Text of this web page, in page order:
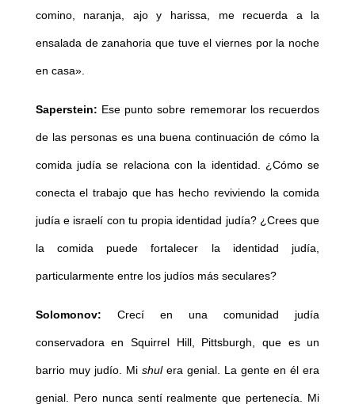
comino, naranja, ajo y harissa, me recuerda a la
ensalada de zanahoria que tuve el viernes por la noche
en casa».
Saperstein: Ese punto sobre rememorar los recuerdos
de las personas es una buena continuación de cómo la
comida judía se relaciona con la identidad. ¿Cómo se
conecta el trabajo que has hecho reviviendo la comida
judía e israelí con tu propia identidad judía? ¿Crees que
la comida puede fortalecer la identidad judía,
particularmente entre los judíos más seculares?
Solomonov: Crecí en una comunidad judía
conservadora en Squirrel Hill, Pittsburgh, que es un
barrio muy judío. Mi shul era genial. La gente en él era
genial. Pero nunca sentí realmente que pertenecía. Mi